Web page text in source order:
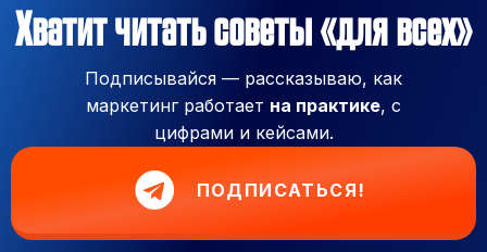
Хватит читать советы «для всех»
Подписывайся — рассказываю, как
маркетинг работает на практике, с
цифрами и кейсами.
ПОДПИСАТЬСЯ!